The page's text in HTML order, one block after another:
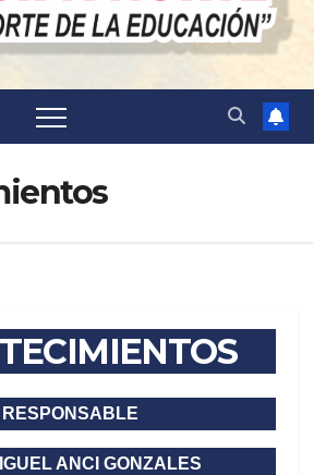
RESPONSABLE
ANCI GONZALES